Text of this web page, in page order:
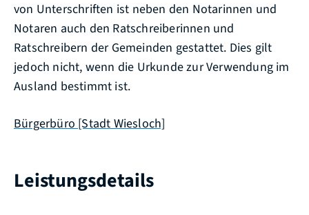
von Unterschriften ist neben den Notarinnen und
Notaren auch den Ratschreiberinnen und
Ratschreibern der Gemeinden gestattet. Dies gilt
jedoch nicht, wenn die Urkunde zur Verwendung im
Ausland bestimmt ist.
Bürgerbüro [Stadt Wiesloch]
Leistungsdetails